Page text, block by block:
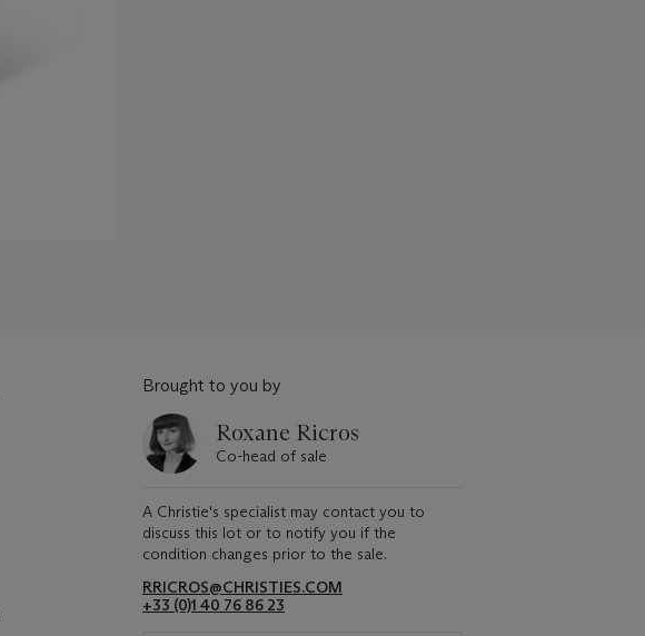
Brought to you by
Roxane Ricros
Co-head of sale
A Christie's specialist may contact you to
discuss this lot or to notify you if the
condition changes prior to the sale.
RRICROS@CHRISTIES.COM
+33 (0)1 40 76 86 23